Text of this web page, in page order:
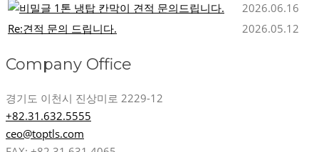
1톤 냉탑 칸막이 견적 문의드립니다.
2026.06.16
Re:견적 문의 드립니다.
2026.05.12
Company Office
경기도 이천시 진상미로 2229-12
+82.31.632.5555
ceo@toptls.com